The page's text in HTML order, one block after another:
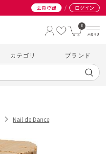
会員登録 / ログイン
0
カテゴリ ブランド
Nail de Dance